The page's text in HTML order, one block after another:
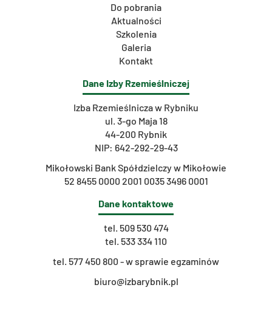
Do pobrania
Aktualności
Szkolenia
Galeria
Kontakt
Dane Izby Rzemieślniczej
Izba Rzemieślnicza w Rybniku
ul. 3-go Maja 18
44-200 Rybnik
NIP: 642-292-29-43
Mikołowski Bank Spółdzielczy w Mikołowie
52 8455 0000 2001 0035 3496 0001
Dane kontaktowe
tel. 509 530 474
tel. 533 334 110
tel. 577 450 800 - w sprawie egzaminów
biuro@izbarybnik.pl